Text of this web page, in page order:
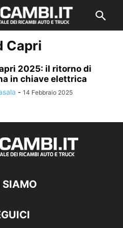
Capri
2025: il ritorno di
in chiave elettrica
- 14 Febbraio 2025
SIAMO